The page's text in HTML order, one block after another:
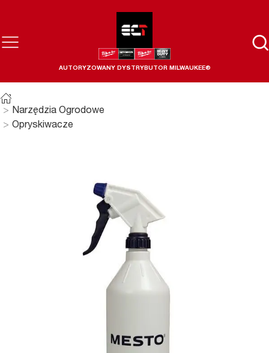
AUTORYZOWANY DYSTRYBUTOR MILWAUKEE®
Narzędzia Ogrodowe
Opryskiwacze